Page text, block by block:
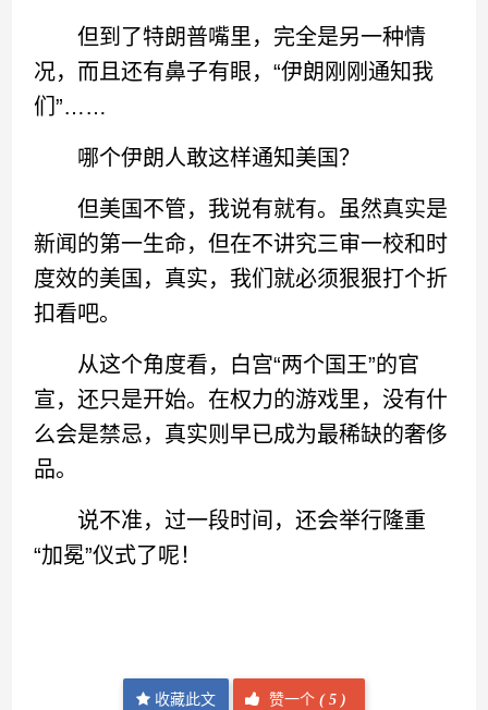
但到了特朗普嘴里，完全是另一种情
况，而且还有鼻子有眼，“伊朗刚刚通知我
们”……
哪个伊朗人敢这样通知美国？
但美国不管，我说有就有。虽然真实是
新闻的第一生命，但在不讲究三审一校和时
度效的美国，真实，我们就必须狠狠打个折
扣看吧。
从这个角度看，白宫“两个国王”的官
宣，还只是开始。在权力的游戏里，没有什
么会是禁忌，真实则早已成为最稀缺的奢侈
品。
说不准，过一段时间，还会举行隆重
“加冕”仪式了呢！
收藏此文 赞一个 (5 )